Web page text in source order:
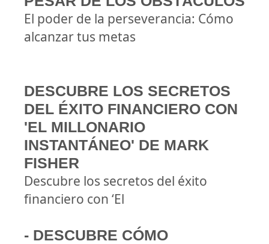
El poder de la perseverancia: Cómo
alcanzar tus metas
DESCUBRE LOS SECRETOS
DEL ÉXITO FINANCIERO CON
'EL MILLONARIO
INSTANTÁNEO' DE MARK
FISHER
Descubre los secretos del éxito
financiero con ‘El
- DESCUBRE CÓMO